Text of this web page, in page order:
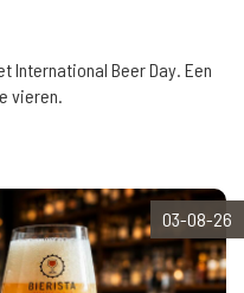
International Beer Day. Een
vieren.
03-08-26